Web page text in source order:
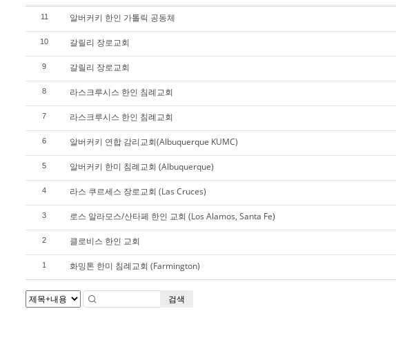
11 알버커키 한인 가톨릭 공동체
10 갈릴리 장로교회
9 갈릴리 장로교회
8 라스크루시스 한인 침례교회
7 라스크루시스 한인 침례교회
6 알버커키 연합 감리교회(Albuquerque KUMC)
5 알버커키 한미 침례교회 (Albuquerque)
4 라스 쿠르세스 장로교회 (Las Cruces)
3 로스 알라모스/산타페 한인 교회 (Los Alamos, Santa Fe)
2 클로비스 한인 교회
1 화밍톤 한미 침례교회 (Farmington)
검색